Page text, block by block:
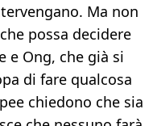
Ma non
possa decidere
e Ong, che già si
di fare qualcosa
chiedono che sia